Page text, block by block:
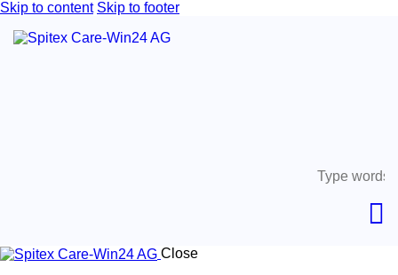
Skip to content Skip to footer
Close